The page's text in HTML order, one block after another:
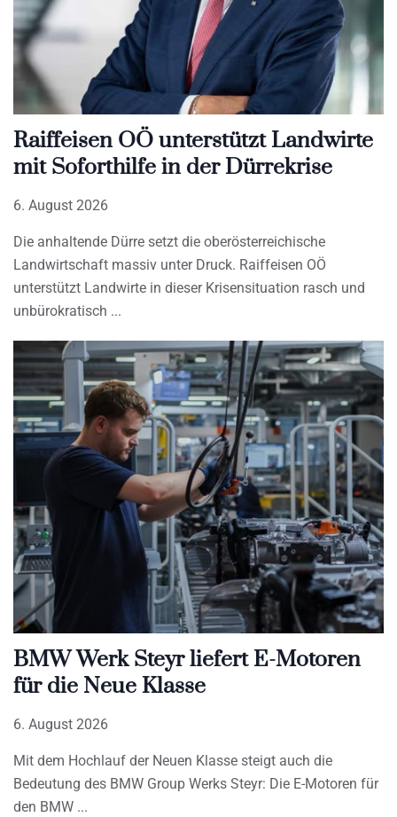
Raiffeisen OÖ unterstützt Landwirte
mit Soforthilfe in der Dürrekrise
6. August 2026
Die anhaltende Dürre setzt die oberösterreichische
Landwirtschaft massiv unter Druck. Raiffeisen OÖ
unterstützt Landwirte in dieser Krisensituation rasch und
unbürokratisch
BMW Werk Steyr liefert E-Motoren
für die Neue Klasse
6. August 2026
Mit dem Hochlauf der Neuen Klasse steigt auch die
Bedeutung des BMW Group Werks Steyr: Die E-Motoren für
den BMW